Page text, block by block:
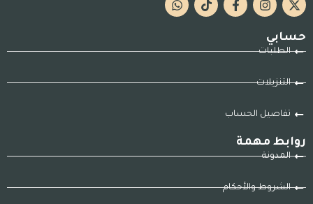
حسابي
الطلبات
التنزيلات
تفاصيل الحساب
روابط مهمة
المدونة
الشروط والأحكام